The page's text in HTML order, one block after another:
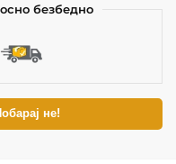
безбедно
не!